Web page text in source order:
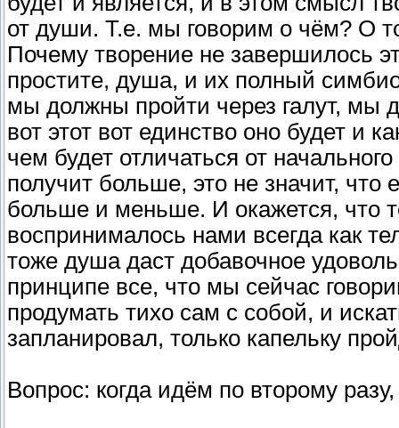
от души. Т.е. мы говорим о чём? О
Почему творение не завершилось
простите, душа, и их полный
мы должны пройти через галут, мы
вот этот вот единство оно будет и
чем будет отличаться от
получит больше, это не значит,
больше и меньше. И окажется, что
воспринималось нами всегда как
тоже душа даст добавочное
принципе все, что мы сейчас
продумать тихо сам с собой, и
запланировал, только капельку
Вопрос: когда идём по второму